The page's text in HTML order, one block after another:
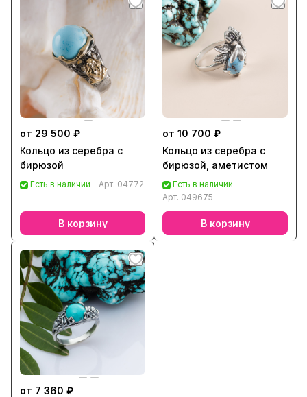
от 29 500 ₽
Кольцо из серебра с
бирюзой
Есть в наличии Арт. 04772
В корзину
от 10 700 ₽
Кольцо из серебра с
бирюзой, аметистом
Есть в наличии
Арт. 049675
В корзину
от 7 360 ₽